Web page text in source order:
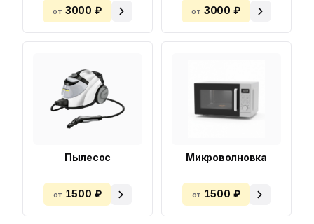
от 3000 ₽ от 3000 ₽
Пылесос
от 1500 ₽
Микроволновка
от 1500 ₽